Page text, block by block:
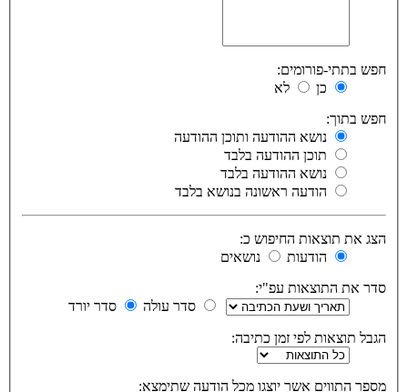
חפש בתתי-פורומים:
כן
לא
חפש בתוך:
נושא ההודעה ותוכן ההודעה
תוכן ההודעה בלבד
נושא ההודעה בלבד
הודעה ראשונה בנושא בלבד
הצג את תוצאות החיפוש כ:
הודעות
נושאים
סדר את התוצאות עפ"י:
סדר עולה
סדר יורד
הגבל תוצאות לפי זמן כתיבה:
מספר התווים אשר יוצגו מכל הודעה שתימצא: